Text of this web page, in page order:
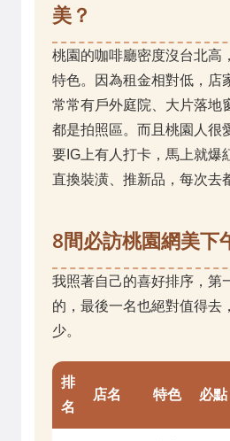
美？
桃園的咖啡廳密度沒台北高
特色。因為租金相對低，店
常常有戶外庭院、大片落地
都是拍照區。而且桃園人很
要IG上有人打卡，馬上就爆
直換裝潢、推新品，每次去
8間必訪桃園網美下
我照著自己的喜好排序，第
的，最後一名也絕對值得去
少。
排
名
店名 特色 必點